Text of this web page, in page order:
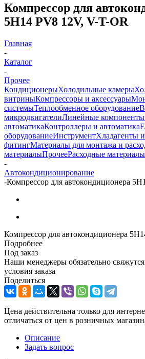
Компрессор для
5H14 PV8 12V, V-T-OR
Главная
-
Каталог
-
Прочее
КондиционерыХолодильные камеры
витриныКомпрессоры и аксессуары
системыТеплообменное оборудование
микродвигателиЛинейные
автоматикаКонтроллеры и автоматика
оборудованиеИнструментХладагенты
фитингМатериалы для монтажа и
материалыПрочееРасходные материалы
-
Автокондиционирование
-Компрессор для автокондиционера
Компрессор для автокондиционера
Подробнее
Под заказ
Наши менеджеры обязательно
условия заказа
Поделиться
Цена действительна только для
отличаться от цен в розничных
Описание
Задать вопрос